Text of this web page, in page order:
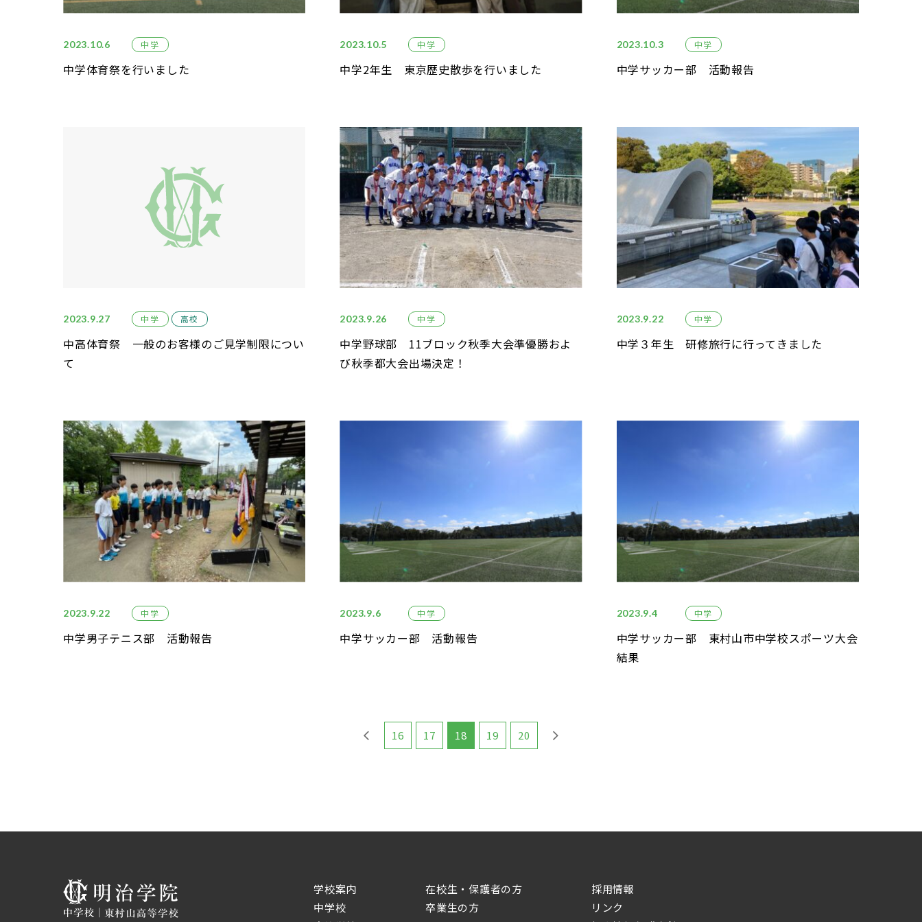
2023.10.6 中学
中学体育祭を行いました
2023.10.5 中学
中学2年生 東京歴史散歩を行いました
2023.10.3 中学
中学サッカー部 活動報告
2023.9.27 中学 高校
中高体育祭 一般のお客様のご見学制限につい
て
2023.9.26 中学
中学野球部 11ブロック秋季大会準優勝およ
び秋季都大会出場決定！
2023.9.22 中学
中学３年生 研修旅行に行ってきました
2023.9.22 中学
中学男子テニス部 活動報告
2023.9.6 中学
中学サッカー部 活動報告
2023.9.4 中学
中学サッカー部 東村山市中学校スポーツ大会
結果
16 17 18 19 20
学校案内
中学校
在校生・保護者の方
卒業生の方
採用情報
リンク